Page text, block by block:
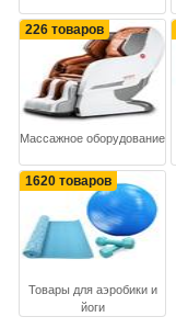
226 товаров
Массажное оборудование
1620 товаров
Товары для аэробики и
йоги